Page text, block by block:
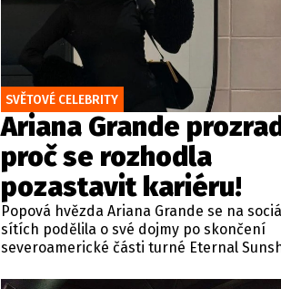
SVĚTOVÉ CELEBRITY
Ariana Grande
proč se rozhodla
pozastavit kariéru!
Popová hvězda Ariana Grande se na
sítích podělila o své dojmy po skončení
severoamerické části turné Eternal
koncertům v britské metropoli. Zpěvačka